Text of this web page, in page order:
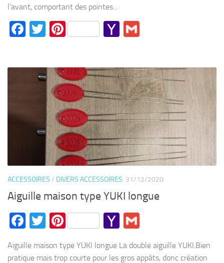
l’avant, comportant des pointes...
Facebook
Twitter
PinterestYahoo
ACCESSOIRES / DIVERS ACCESSOIRES 31/12/2020
Aiguille maison type YUKI longue
Facebook
TwitterPinterestYahoo
Aiguille maison type YUKI longue La double aiguille YUKI.Bien
pratique mais trop courte pour les gros appâts, donc création